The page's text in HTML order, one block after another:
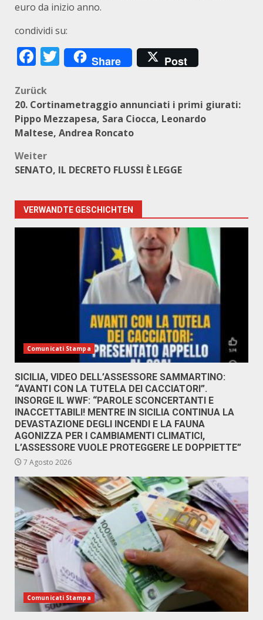
euro da inizio anno.
condividi su:
Facebook
Twitter
Share Post
Beitragsnavigation
Zurück
20. Cortinametraggio annunciati i primi giurati:
Pippo Mezzapesa, Sara Ciocca, Leonardo
Maltese, Andrea Roncato
Weiter
SENATO, IL DECRETO FLUSSI È LEGGE
VERWANDTE GESCHICHTEN
Comunicati Stampa
SICILIA, VIDEO DELL’ASSESSORE SAMMARTINO:
“AVANTI CON LA TUTELA DEI CACCIATORI”.
INSORGE IL WWF: “PAROLE SCONCERTANTI E
INACCETTABILI! MENTRE IN SICILIA CONTINUA LA
DEVASTAZIONE DEGLI INCENDI E LA FAUNA
AGONIZZA PER I CAMBIAMENTI CLIMATICI,
L’ASSESSORE VUOLE PROTEGGERE LE DOPPIETTE”
7 Agosto 2026
Comunicati Stampa